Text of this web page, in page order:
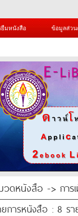
ยืมหนังสือ ข้อมูลส่ว
วดหนังสือ -> การ
ยการหนังสือ : 8 รา